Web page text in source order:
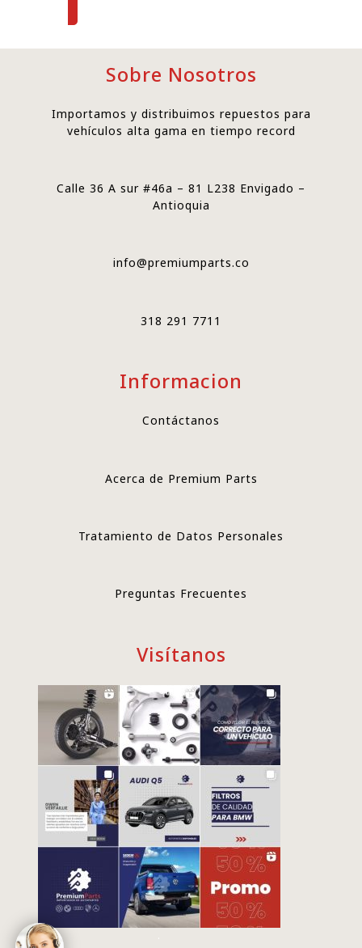
Sobre Nosotros
Importamos y distribuimos repuestos para
vehículos alta gama en tiempo record
Calle 36 A sur #46a – 81 L238 Envigado –
Antioquia
info@premiumparts.co
318 291 7711
Informacion
Contáctanos
Acerca de Premium Parts
Tratamiento de Datos Personales
Preguntas Frecuentes
Visítanos
.